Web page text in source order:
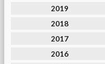
2019
2018
2017
2016